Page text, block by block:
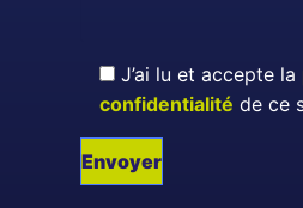
J’ai lu et accepte la
confidentialité de ce